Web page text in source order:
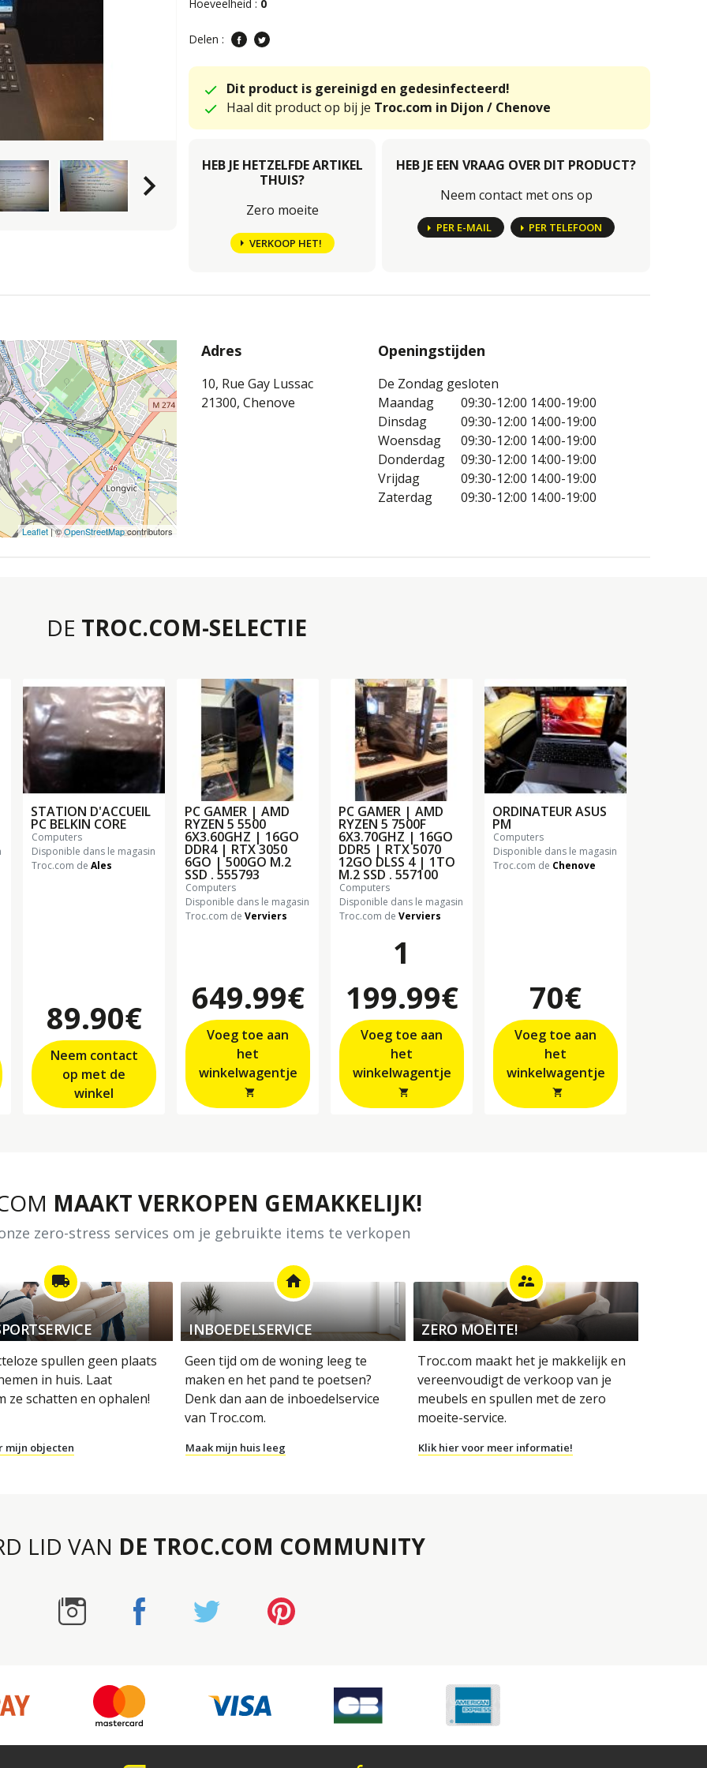
keyboard_arrow_right
Hoeveelheid : 0
Delen :
Dit product is gereinigd en gedesinfecteerd!
Haal dit product op bij je Troc.com in Dijon / Chenove
HEB JE HETZELFDE ARTIKEL
THUIS?
Zero moeite
VERKOOP HET!
HEB JE EEN VRAAG OVER DIT PRODUCT?
Neem contact met ons op
PER E-MAIL PER TELEFOON
Leaflet| ©OpenStreetMapcontributors
Adres
10, Rue Gay Lussac
21300, Chenove
Openingstijden
De Zondag gesloten
Maandag
09:30-12:00 14:00-19:00
Dinsdag
09:30-12:00 14:00-19:00
Woensdag
09:30-12:00 14:00-19:00
Donderdag
09:30-12:00 14:00-19:00
Vrijdag
09:30-12:00 14:00-19:00
Zaterdag
09:30-12:00 14:00-19:00
DE TROC.COM-SELECTIE
STATION D'ACCUEIL
PC BELKIN CORE
computers
Disponible dans le magasin
Troc.com de Ales
89.90€
Neem contact
op met de
winkel
PC GAMER | AMD
RYZEN 5 5500
6X3.60GHZ | 16GO
DDR4 | RTX 3050
6GO | 500GO M.2
SSD . 555793
computers
Disponible dans le magasin
Troc.com de Verviers
649.99€
Voeg toe aan
het
shopping_cart
PC GAMER | AMD
RYZEN 5 7500F
6X3.70GHZ | 16GO
DDR5 | RTX 5070
12GO DLSS 4 | 1TO
M.2 SSD . 557100
computers
Disponible dans le magasin
Troc.com de Verviers
1
199.99€
Voeg toe aan
het
shopping_cart
ORDINATEUR ASUS
PM
computers
Disponible dans le magasin
Troc.com de Chenove
70€
Voeg toe aan
het
shopping_cart
MAAKT VERKOPEN GEMAKKELIJK!
zero-stress services om je gebruikte items te verkopen
local_shipping
spullen geen plaats
in huis. Laat
ze schatten en ophalen!
mijn objecten
home
INBOEDELSERVICE
Geen tijd om de woning leeg te
maken en het pand te poetsen?
Denk dan aan de inboedelservice
van Troc.com.
Maak mijn huis leeg
supervisor_account
ZERO MOEITE!
Troc.com maakt het je makkelijk en
vereenvoudigt de verkoop van je
meubels en spullen met de zero
moeite-service.
Klik hier voor meer informatie!
LID VAN DE TROC.COM COMMUNITY